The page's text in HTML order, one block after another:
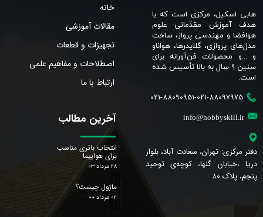
هابی اسکیل، مرکزی است که با
هدف آموزش مقدّماتی علوم
هوافضا و مهندسی پرواز، ساخت
مدل‌های پروازی، گلایدرها، هواناو
و ...و محصولات فن‌آورانه برای
سنین ٩ سال به بالا تأسیس شده
است.​​​​​​​
021-88090951-021-88097975
info@hobbyskill.ir
دفتر مرکزی: تهران، سعادت آباد، بلوار
دریا ،خیابان گلها، کوچه‌ی توحید
پنجم، پلاک 80
خانه
مقالات آموزشی
تجهیزات و قطعات
اصطلاحات و مفاهیم علمی
ارتباط با ما
آخرین مطالب
انتخاب باتری مناسب
برای هواپیما
۲۸ مرداد ۰۳
ماژول چیست؟
۰۲ مرداد ۰۰